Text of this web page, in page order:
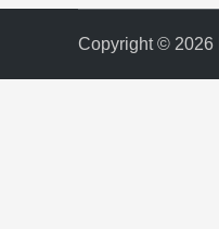
Copyright © 2026